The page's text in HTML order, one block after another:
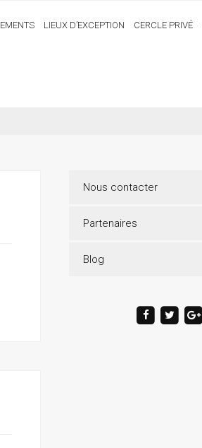
LIEUX D’EXCEPTION CERCLE PRIVÉ
Nous contacter
Partenaires
Blog